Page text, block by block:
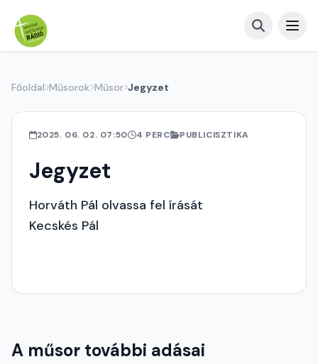
Főoldal Műsorok Műsor Jegyzet
2025. 06. 02. 07:50 4 PERC PUBLICISZTIKA
Jegyzet
Horváth Pál olvassa fel írását
Kecskés Pál
A műsor további adásai